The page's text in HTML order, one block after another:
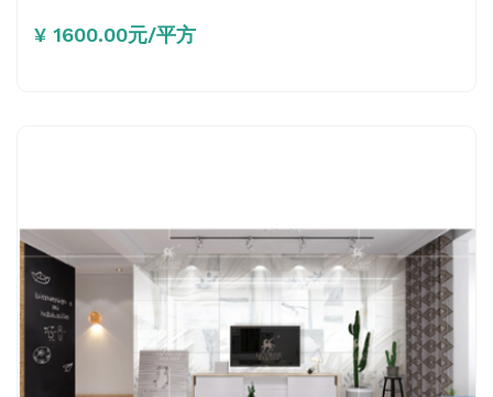
¥ 1600.00元/平方